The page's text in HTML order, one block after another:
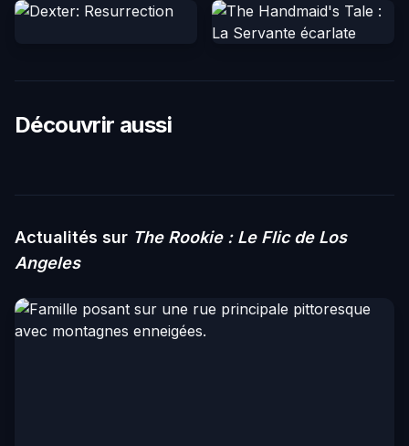
Découvrir aussi
Actualités sur The Rookie : Le Flic de Los
Angeles